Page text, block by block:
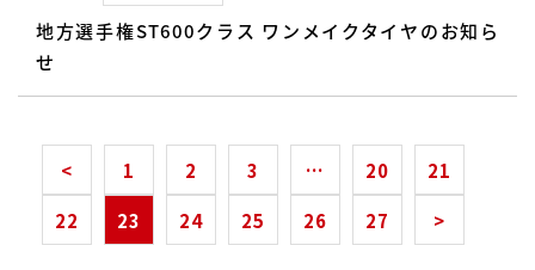
地方選手権ST600クラス ワンメイクタイヤのお知ら
せ
< 1 2 3 … 20
21
22
23 24 25 26 27 >